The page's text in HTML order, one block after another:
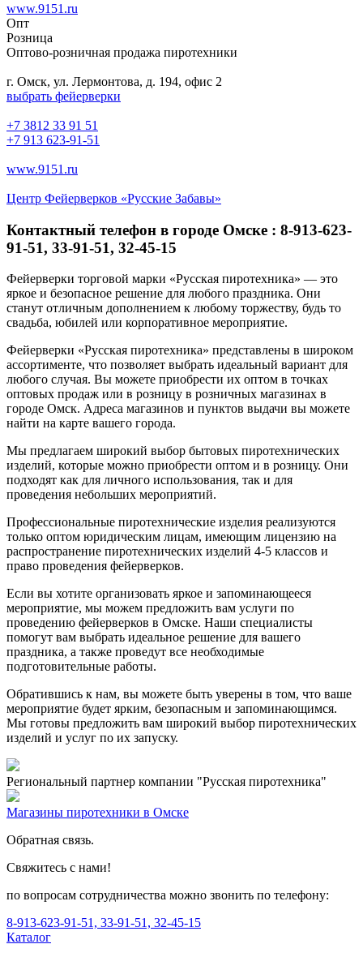
www.9151.ru
Опт
Розница
Оптово-розничная продажа пиротехники
г. Омск, ул. Лермонтова, д. 194, офис 2
выбрать фейерверки
+7 3812 33 91 51
+7 913 623-91-51
www.9151.ru
Центр Фейерверков «Русские Забавы»
Контактный телефон в городе Омске : 8-913-623-
91-51, 33-91-51, 32-45-15
Фейерверки торговой марки «Русская пиротехника» — это
яркое и безопасное решение для любого праздника. Они
станут отличным дополнением к любому торжеству, будь то
свадьба, юбилей или корпоративное мероприятие.
Фейерверки «Русская пиротехника» представлены в широком
ассортименте, что позволяет выбрать идеальный вариант для
любого случая. Вы можете приобрести их оптом в точках
оптовых продаж или в розницу в розничных магазинах в
городе Омск. Адреса магазинов и пунктов выдачи вы можете
найти на карте вашего города.
Мы предлагаем широкий выбор бытовых пиротехнических
изделий, которые можно приобрести оптом и в розницу. Они
подходят как для личного использования, так и для
проведения небольших мероприятий.
Профессиональные пиротехнические изделия реализуются
только оптом юридическим лицам, имеющим лицензию на
распространение пиротехнических изделий 4-5 классов и
право проведения фейерверков.
Если вы хотите организовать яркое и запоминающееся
мероприятие, мы можем предложить вам услуги по
проведению фейерверков в Омске. Наши специалисты
помогут вам выбрать идеальное решение для вашего
праздника, а также проведут все необходимые
подготовительные работы.
Обратившись к нам, вы можете быть уверены в том, что ваше
мероприятие будет ярким, безопасным и запоминающимся.
Мы готовы предложить вам широкий выбор пиротехнических
изделий и услуг по их запуску.
Региональный партнер компании "Русская пиротехника"
Магазины пиротехники в Омске
Обратная связь.
Свяжитесь с нами!
по вопросам сотрудничества можно звонить по телефону:
8-913-623-91-51, 33-91-51, 32-45-15
Каталог